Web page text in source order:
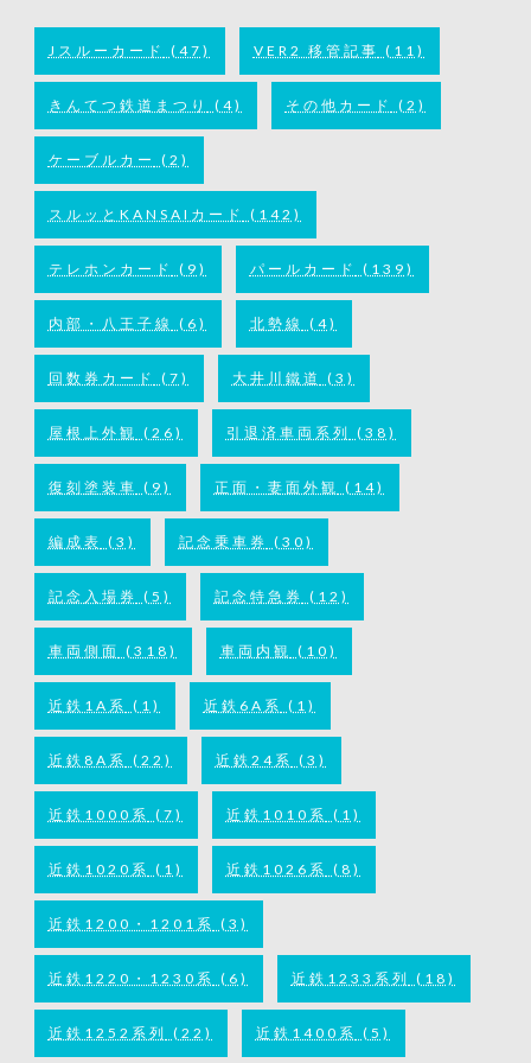
Jスルーカード (47) VER2 移管記事 (11)
きんてつ鉄道まつり (4) その他カード (2)
ケーブルカー (2)
スルッとKANSAIカード (142)
テレホンカード (9) パールカード (139)
内部・八王子線 (6) 北勢線 (4)
回数券カード (7) 大井川鐵道 (3)
屋根上外観 (26) 引退済車両系列 (38)
復刻塗装車 (9) 正面・妻面外観 (14)
編成表 (3) 記念乗車券 (30)
記念入場券 (5) 記念特急券 (12)
車両側面 (318) 車両内観 (10)
近鉄1A系 (1) 近鉄6A系 (1)
近鉄8A系 (22) 近鉄24系 (3)
近鉄1000系 (7) 近鉄1010系 (1)
近鉄1020系 (1) 近鉄1026系 (8)
近鉄1200・1201系 (3)
近鉄1220・1230系 (6) 近鉄1233系列 (18)
近鉄1252系列 (22) 近鉄1400系 (5)